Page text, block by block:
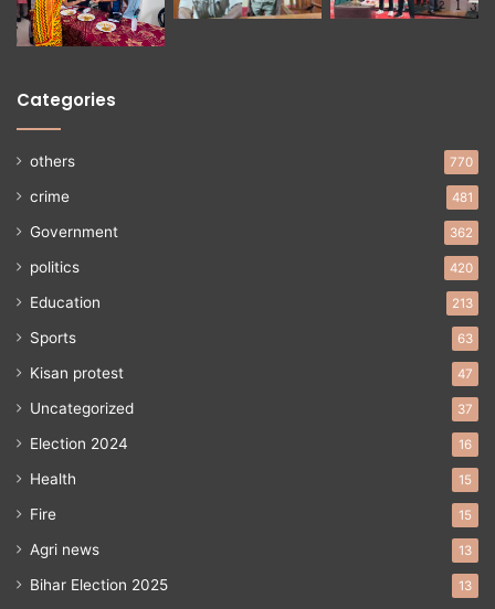
Categories
others 770
crime 481
Government 362
politics 420
Education 213
Sports 63
Kisan protest 47
Uncategorized 37
Election 2024 16
Health 15
Fire 15
Agri news 13
Bihar Election 2025 13